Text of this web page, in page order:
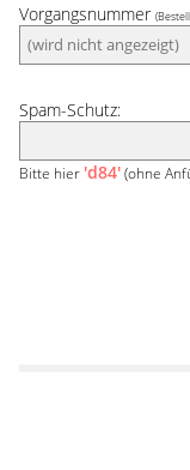
Vorgangsnummer
Spam-Schutz:
Bitte hier 'd84'(ohne